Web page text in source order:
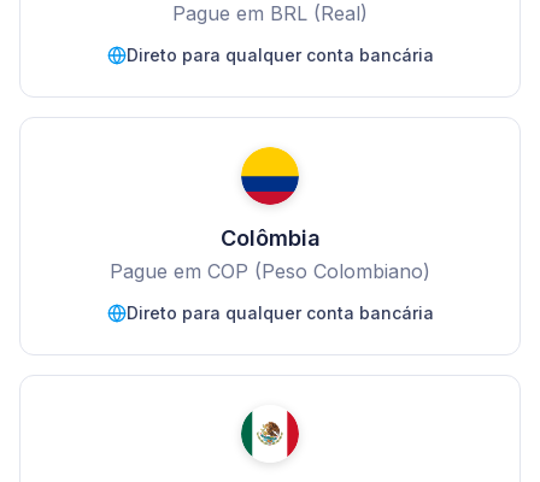
Pague em BRL (Real)
Direto para qualquer conta bancária
Colômbia
Pague em COP (Peso Colombiano)
Direto para qualquer conta bancária